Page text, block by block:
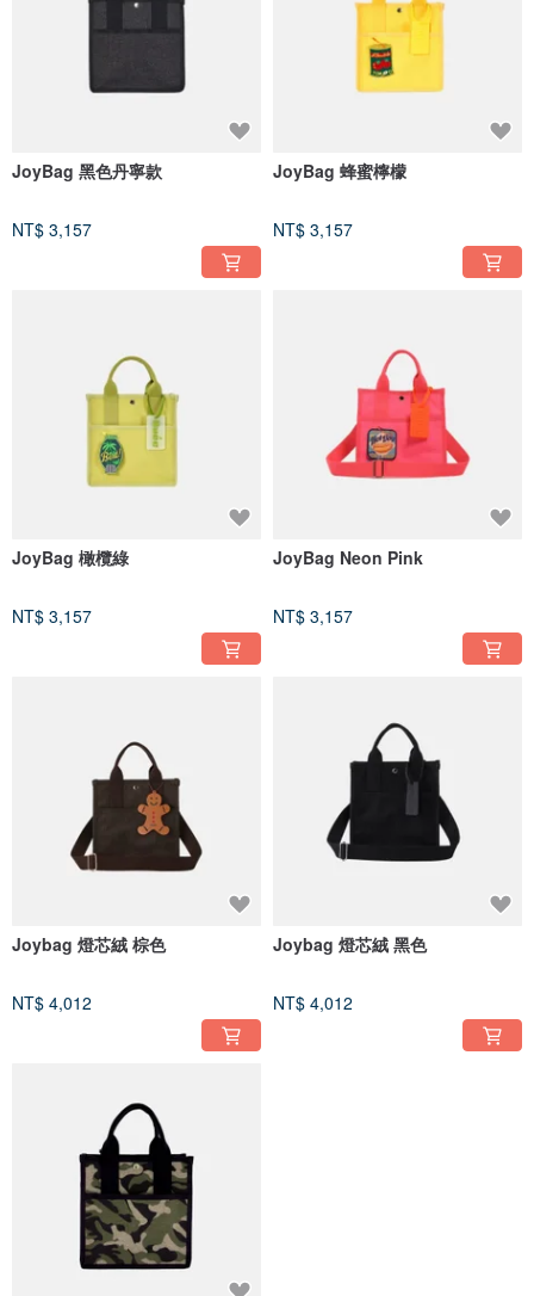
JoyBag 黑色丹寧款
NT$ 3,157
JoyBag 蜂蜜檸檬
NT$ 3,157
JoyBag 橄欖綠
NT$ 3,157
JoyBag Neon Pink
NT$ 3,157
Joybag 燈芯絨 棕色
NT$ 4,012
Joybag 燈芯絨 黑色
NT$ 4,012